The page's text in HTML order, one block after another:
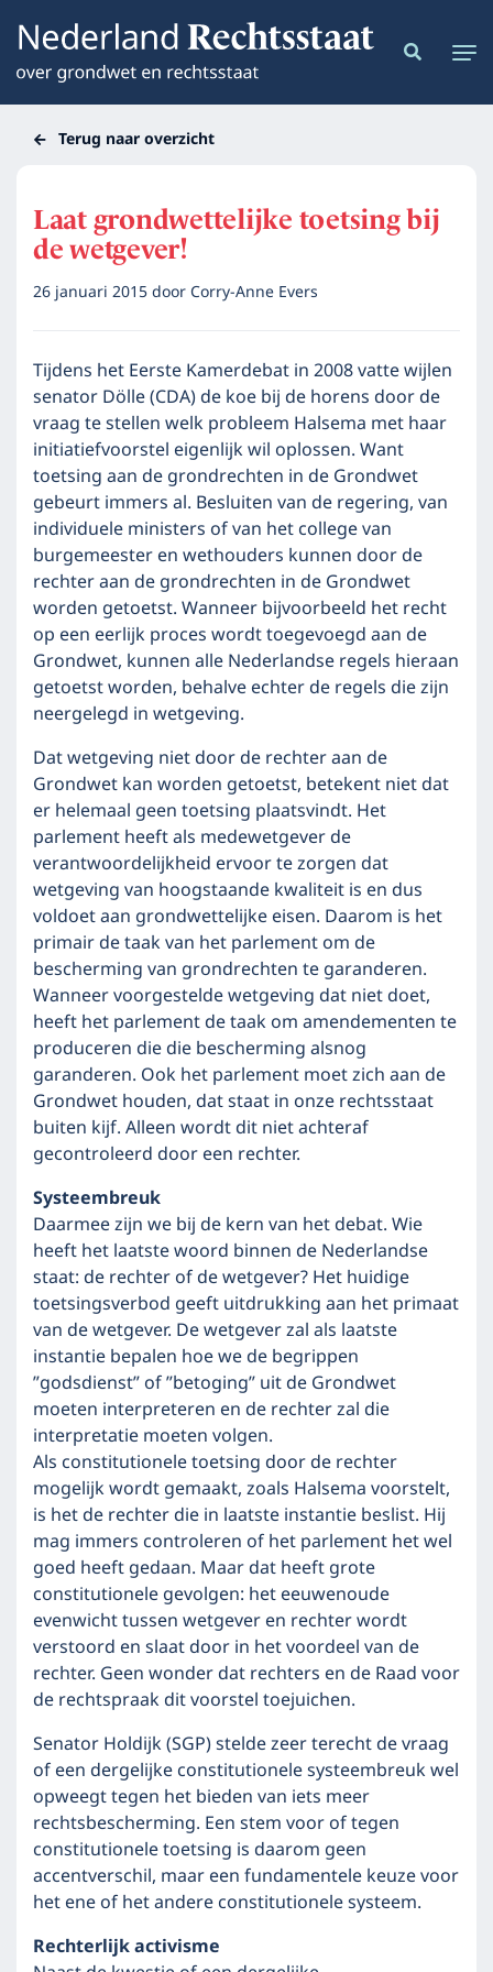
Terug naar overzicht
Laat grondwettelijke toetsing bij
de wetgever!
26 januari 2015doorCorry-Anne Evers
Tijdens het Eerste Kamerdebat in 2008 vatte wijlen
senator Dölle (CDA) de koe bij de horens door de
vraag te stellen welk probleem Halsema met haar
initiatiefvoorstel eigenlijk wil oplossen. Want
toetsing aan de grondrechten in de Grondwet
gebeurt immers al. Besluiten van de regering, van
individuele ministers of van het college van
burgemeester en wethouders kunnen door de
rechter aan de grondrechten in de Grondwet
worden getoetst. Wanneer bijvoorbeeld het recht
op een eerlijk proces wordt toegevoegd aan de
Grondwet, kunnen alle Nederlandse regels hieraan
getoetst worden, behalve echter de regels die zijn
neergelegd in wetgeving.
Dat wetgeving niet door de rechter aan de
Grondwet kan worden getoetst, betekent niet dat
er helemaal geen toetsing plaatsvindt. Het
parlement heeft als medewetgever de
verantwoordelijkheid ervoor te zorgen dat
wetgeving van hoogstaande kwaliteit is en dus
voldoet aan grondwettelijke eisen. Daarom is het
primair de taak van het parlement om de
bescherming van grondrechten te garanderen.
Wanneer voorgestelde wetgeving dat niet doet,
heeft het parlement de taak om amendementen te
produceren die die bescherming alsnog
garanderen. Ook het parlement moet zich aan de
Grondwet houden, dat staat in onze rechtsstaat
buiten kijf. Alleen wordt dit niet achteraf
gecontroleerd door een rechter.
Systeembreuk
Daarmee zijn we bij de kern van het debat. Wie
heeft het laatste woord binnen de Nederlandse
staat: de rechter of de wetgever? Het huidige
toetsingsverbod geeft uitdrukking aan het primaat
van de wetgever. De wetgever zal als laatste
instantie bepalen hoe we de begrippen
”godsdienst” of ”betoging” uit de Grondwet
moeten interpreteren en de rechter zal die
interpretatie moeten volgen.
Als constitutionele toetsing door de rechter
mogelijk wordt gemaakt, zoals Halsema voorstelt,
is het de rechter die in laatste instantie beslist. Hij
mag immers controleren of het parlement het wel
goed heeft gedaan. Maar dat heeft grote
constitutionele gevolgen: het eeuwenoude
evenwicht tussen wetgever en rechter wordt
verstoord en slaat door in het voordeel van de
rechter. Geen wonder dat rechters en de Raad voor
de rechtspraak dit voorstel toejuichen.
Senator Holdijk (SGP) stelde zeer terecht de vraag
of een dergelijke constitutionele systeembreuk wel
opweegt tegen het bieden van iets meer
rechtsbescherming. Een stem voor of tegen
constitutionele toetsing is daarom geen
accentverschil, maar een fundamentele keuze voor
het ene of het andere constitutionele systeem.
Rechterlijk activisme